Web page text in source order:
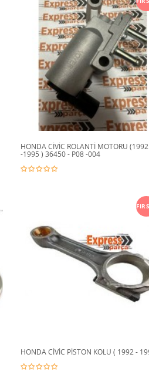
HONDA CİVİC ROLANTİ MOTORU (1992
-1995 ) 36450 - P08 -004
HONDA CİVİC PİSTON KOLU ( 1992 -